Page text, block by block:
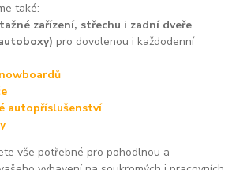
také:
zařízení, střechu i zadní dveře
pro dovolenou i každodenní
autopříslušenství
vše potřebné pro pohodlnou a